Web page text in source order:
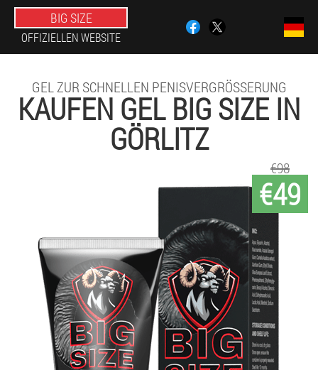
BIG SIZE
OFFIZIELLEN WEBSITE
GEL ZUR SCHNELLEN PENISVERGRÖSSERUNG
KAUFEN GEL BIG SIZE IN
GÖRLITZ
€49
€98